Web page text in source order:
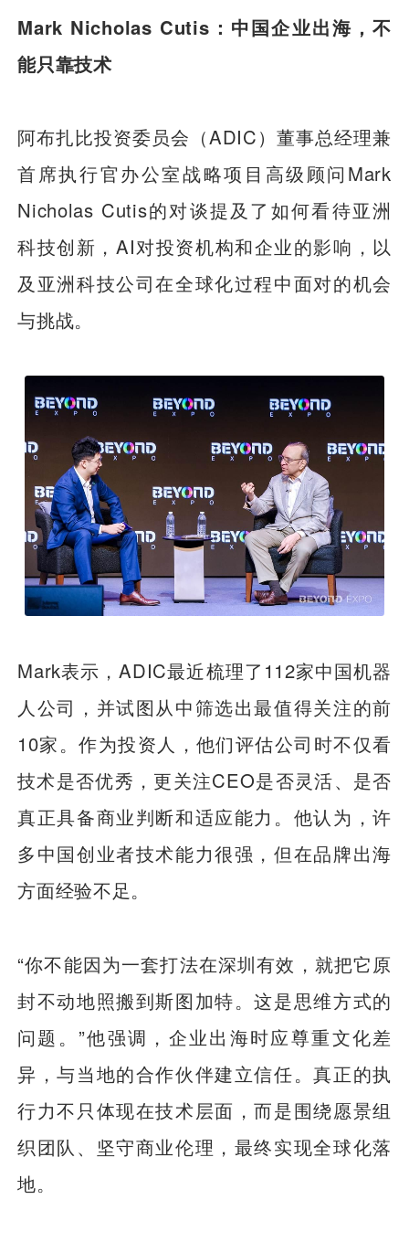
Mark Nicholas Cutis：中国企业出海，不
能只靠技术
阿布扎比投资委员会（ADIC）董事总经理兼
首席执行官办公室战略项目高级顾问Mark
Nicholas Cutis的对谈提及了如何看待亚洲
科技创新，AI对投资机构和企业的影响，以
及亚洲科技公司在全球化过程中面对的机会
与挑战。
Mark表示，ADIC最近梳理了112家中国机器
人公司，并试图从中筛选出最值得关注的前
10家。作为投资人，他们评估公司时不仅看
技术是否优秀，更关注CEO是否灵活、是否
真正具备商业判断和适应能力。他认为，许
多中国创业者技术能力很强，但在品牌出海
方面经验不足。
“你不能因为一套打法在深圳有效，就把它原
封不动地照搬到斯图加特。这是思维方式的
问题。”他强调，企业出海时应尊重文化差
异，与当地的合作伙伴建立信任。真正的执
行力不只体现在技术层面，而是围绕愿景组
织团队、坚守商业伦理，最终实现全球化落
地。